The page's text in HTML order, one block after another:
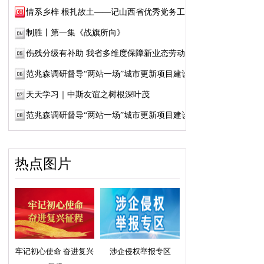
情系乡梓 根扎故土——记山西省优秀党务工作...
制胜丨第一集《战旗所向》
伤残分级有补助 我省多维度保障新业态劳动者...
范兆森调研督导“两站一场”城市更新项目建设
天天学习｜中斯友谊之树根深叶茂
范兆森调研督导“两站一场”城市更新项目建设
热点图片
牢记初心使命 奋进复兴
涉企侵权举报专区